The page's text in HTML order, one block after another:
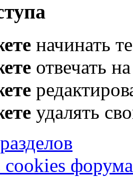
начинать
отвечать
удалять
cookies форума